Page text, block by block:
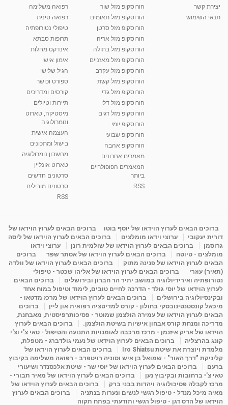
יצירת קשר
תנאי השימוש
הורוסקופ מזל שור
הורוסקופ מזל תאומים
הורוסקופ מזל סרטן
הורוסקופ מזל אריה
הורוסקופ מזל בתולה
הורוסקופ מזל מאזניים
הורוסקופ מזל עקרב
הורוסקופ מזל קשת
הורוסקופ מזל גדי
הורוסקופ מזל דלי
הורוסקופ מזל דגים
הורוסקופ יומי
הורוסקופ שבועי
הורוסקופ אהבה
מאמרים אחרונים
המאמרים הפופולריים
ביותר
RSS
רפואה משלימה
רפואה סינית
טיפולי נטורופתיה
תרופות סבתא
אינדקס מחלות
אימון אישי
הגיל שלישי
ספורט וכושר
קורסים ומדריכים
תיירות וטיולים
מיסטיקה, טארוט
ונומרולוגיה
העצמה אישית
בישול ומתכונים
מחשבון נומרולוגיה
טארוט אונליין
סרטונים חדשים
סרטונים מובילים
RSS
ברוכים הבאים לערוץ הוידאו של יוסף בוטו
ברוכים הבאים לערוץ הוידאו של
דורית יעקובי
ערוצי וידאו מומלצים
ברוכים הבאים לערוץ הוידאו של ליסה
גרוסמן
ברוכים הבאים לערוץ הוידאו של שולמית רונן
ערוצי וידאו
מומלצים - טיוטה
ברוכים הבאים לערוץ הוידאו של אסתר שפר
ברוכים
הבאים לערוץ הוידאו של פנינה מתוק
ברוכים הבאים לערוץ הוידאו של וולדה
(תאיר) עוזרי
ברוכים הבאים לערוץ הוידאו של אליהו שכטר - טיפולי
נטורופתיה ואירידיולוגיה במושב יתיר הר חברון ובירושלים
ברוכים הבאים
לערוץ הוידאו של יוסי גולד - הדרכה לחיים טובים, לימוד וטיפול במוח אחד
ובקינסיולוגיה בירושלים
ברוכים הבאים לערוץ הוידאו של מרכז מדטאו -
מיכאל קונסטנטינובסקי בחולון - קורס למדיטציה רפואית און ליין
ברוכים
הבאים לערוץ הוידאו של עמירה הולצמן שמוטר - פסיכותרפיסטית, מאבחנת,
מדריכה ומנחת קורס אבחון אישיות בשיטת הולצמן.
ברוכים הבאים לערוץ
הוידאו של אריק איזנמן - מרכז מרכבה לאומנויות התנועה והטיפול - טאי צ'י וצ'י
קונג בהרצליה
ברוכים הבאים לערוץ הוידאו של נעמי גולדברג - מטפלת,
מלמדת ויוצרת את שיטת Iro Shiatsu
ברוכים הבאים לערוץ הוידאו של
קליניקת "דרך האור" - שמואל בן איש וסוניה רויטפרב - רפואה משלימה בקיבוץ
ברעם
ברוכים הבאים לערוץ הוידאו של יוסי שר - שיטת אלכסנדר ושיעורי
טאי צ'י ברחובות ובקיבוץ נען
ברוכים הבאים לערוץ הוידאו של מאיר תבורי -
מרכז לקבלה פסיכולוגיה ויהדות בבני ברק
ברוכים הבאים לערוץ הוידאו של
מאיה מיכל מנדל - טיפול רגשי לנשים ונערות בנתניה
ברוכים הבאים לערוץ
הוידאו של הדס דגן - טיפול רגשי ותודעתי בפתח תקוה